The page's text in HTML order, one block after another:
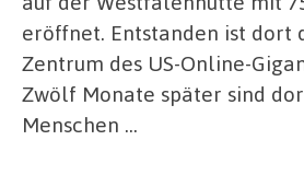
eröffnet. Entstanden ist dort
Zentrum des US-Online-
Zwölf Monate später sind
Menschen …